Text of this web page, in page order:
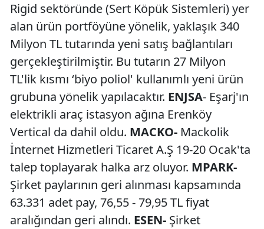
Rigid sektöründe (Sert Köpük Sistemleri) yer
alan ürün portföyüne yönelik, yaklaşık 340
Milyon TL tutarında yeni satış bağlantıları
gerçekleştirilmiştir. Bu tutarın 27 Milyon
TL'lik kısmı ‘biyo poliol' kullanımlı yeni ürün
grubuna yönelik yapılacaktır. ENJSA- Eşarj'ın
elektrikli araç istasyon ağına Erenköy
Vertical da dahil oldu. MACKO- Mackolik
İnternet Hizmetleri Ticaret A.Ş 19-20 Ocak'ta
talep toplayarak halka arz oluyor. MPARK-
Şirket paylarının geri alınması kapsamında
63.331 adet pay, 76,55 - 79,95 TL fiyat
aralığından geri alındı. ESEN- Şirket